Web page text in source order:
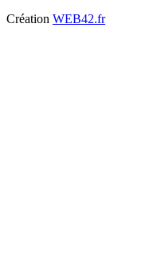
Création WEB42.fr